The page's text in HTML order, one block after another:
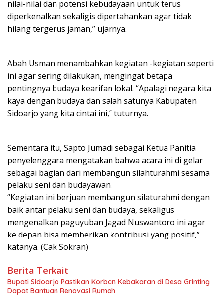
nilai-nilai dan potensi kebudayaan untuk terus
diperkenalkan sekaligis dipertahankan agar tidak
hilang tergerus jaman,” ujarnya.
Abah Usman menambahkan kegiatan -kegiatan seperti
ini agar sering dilakukan, mengingat betapa
pentingnya budaya kearifan lokal. “Apalagi negara kita
kaya dengan budaya dan salah satunya Kabupaten
Sidoarjo yang kita cintai ini,” tuturnya.
Sementara itu, Sapto Jumadi sebagai Ketua Panitia
penyelenggara mengatakan bahwa acara ini di gelar
sebagai bagian dari membangun silahturahmi sesama
pelaku seni dan budayawan.
“Kegiatan ini berjuan membangun silaturahmi dengan
baik antar pelaku seni dan budaya, sekaligus
mengenalkan paguyuban Jagad Nuswantoro ini agar
ke depan bisa memberikan kontribusi yang positif,”
katanya. (Cak Sokran)
Berita Terkait
Bupati Sidoarjo Pastikan Korban Kebakaran di Desa Grinting
Dapat Bantuan Renovasi Rumah